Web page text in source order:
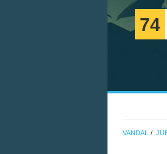
74
VANDAL